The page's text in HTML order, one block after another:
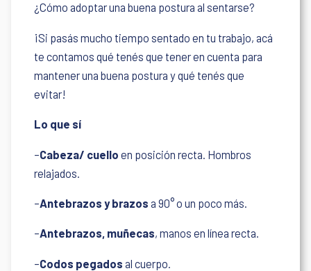
¿Cómo adoptar una buena postura al sentarse?
¡Si pasás mucho tiempo sentado en tu trabajo, acá
te contamos qué tenés que tener en cuenta para
mantener una buena postura y qué tenés que
evitar!
Lo que sí
–Cabeza/ cuello en posición recta. Hombros
relajados.
–Antebrazos y brazos a 90° o un poco más.
–Antebrazos, muñecas, manos en línea recta.
–Codos pegados al cuerpo.